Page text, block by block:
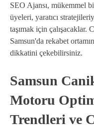
SEO Ajansı, mükemmel
üyeleri, yaratıcı
taşımak için çalışacaklar.
Samsun'da rekabet
dikkatini çekebilirsiniz.
Samsun
Motoru
Trendleri ve